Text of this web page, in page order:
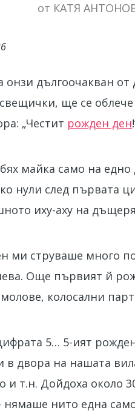
от КАТЯ
онзи дългоочакван
ще се
„Честит рожден ден
майка само на
нули след първата
иху-аху на
ми струваше много
Още първият й
колосални
5… 5-ият
двора на нашата
и т.н. Дойдоха около
нямаше нито една